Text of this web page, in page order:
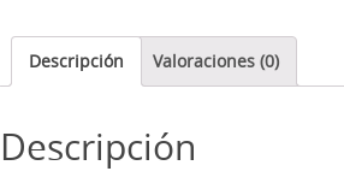
Descripción Valoraciones (0)
Descripción